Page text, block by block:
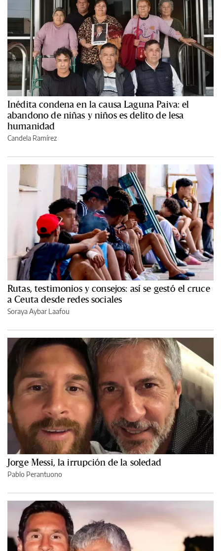
Inédita condena en la causa Laguna Paiva: el
abandono de niñas y niños es delito de lesa
humanidad
Candela Ramírez
Rutas, testimonios y consejos: así se gestó el cruce
a Ceuta desde redes sociales
Soraya Aybar Laafou
Jorge Messi, la irrupción de la soledad
Pablo Perantuono